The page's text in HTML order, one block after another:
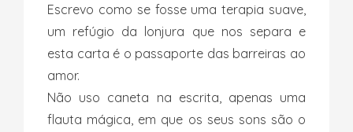
Escrevo como se fosse uma terapia suave,
um refúgio da lonjura que nos separa e
esta carta é o passaporte das barreiras ao
amor.
Não uso caneta na escrita, apenas uma
flauta mágica, em que os seus sons são o